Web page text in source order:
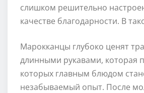
слишком решительно
качестве благодарности. В
Марокканцы глубоко ценят
длинными рукавами, которая
которых главным блюдом
незабываемый опыт. После